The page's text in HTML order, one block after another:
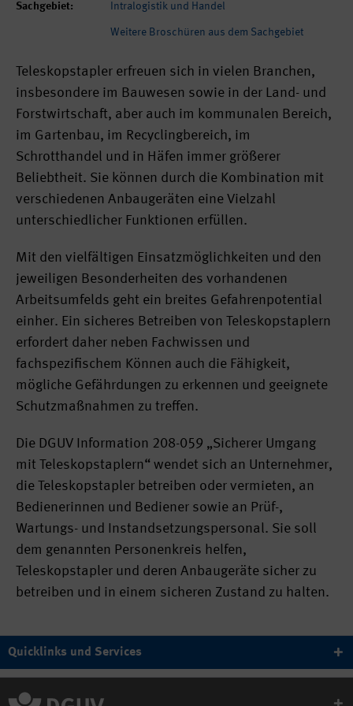
Sachgebiet:
Intralogistik und Handel
Weitere Broschüren aus dem Sachgebiet
Teleskopstapler erfreuen sich in vielen Branchen,
insbesondere im Bauwesen sowie in der Land- und
Forstwirtschaft, aber auch im kommunalen Bereich,
im Gartenbau, im Recyclingbereich, im
Schrotthandel und in Häfen immer größerer
Beliebtheit. Sie können durch die Kombination mit
verschiedenen Anbaugeräten eine Vielzahl
unterschiedlicher Funktionen erfüllen.
Mit den vielfältigen Einsatzmöglichkeiten und den
jeweiligen Besonderheiten des vorhandenen
Arbeitsumfelds geht ein breites Gefahrenpotential
einher. Ein sicheres Betreiben von Teleskopstaplern
erfordert daher neben Fachwissen und
fachspezifischem Können auch die Fähigkeit,
mögliche Gefährdungen zu erkennen und geeignete
Schutzmaßnahmen zu treffen.
Die DGUV Information 208-059 „Sicherer Umgang
mit Teleskopstaplern“ wendet sich an Unternehmer,
die Teleskopstapler betreiben oder vermieten, an
Bedienerinnen und Bediener sowie an Prüf-,
Wartungs- und Instandsetzungspersonal. Sie soll
dem genannten Personenkreis helfen,
Teleskopstapler und deren Anbaugeräte sicher zu
betreiben und in einem sicheren Zustand zu halten.
Quicklinks und Services